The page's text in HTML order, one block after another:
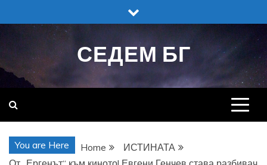
to
СЕДЕМ БГ
You are Here Home
ИСТИНАТА